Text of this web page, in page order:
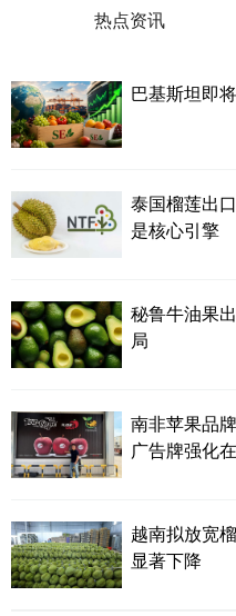
热点资讯
巴基斯坦即
泰国榴莲出
是核心引擎
秘鲁牛油果
局
南非苹果品
广告牌强化
越南拟放宽
显著下降